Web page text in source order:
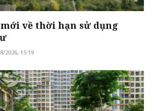
về thời hạn sử dụng
2026, 15:19